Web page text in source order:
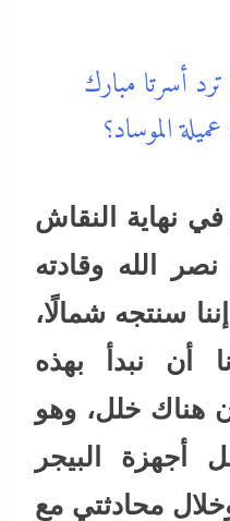
أسرتا مبارك
الموساد؟
في نهاية النقاش
نصر الله وقادته
سنتجه شمالًا،
أن نبدأ بهذه
هناك خلل، وهو
أجهزة البيجر
محادثتي مع